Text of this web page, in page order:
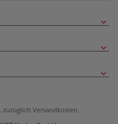
zuzüglich Versandkosten.